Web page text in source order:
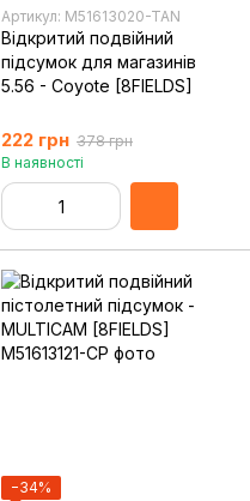
Артикул: M51613020-TAN
Відкритий подвійний
підсумок для магазинів
5.56 - Coyote [8FIELDS]
222 грн 378 грн
В наявності
−34%